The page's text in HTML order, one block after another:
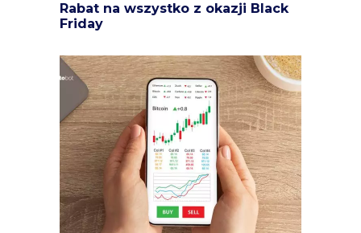
Rabat na wszystko z okazji Black
Friday